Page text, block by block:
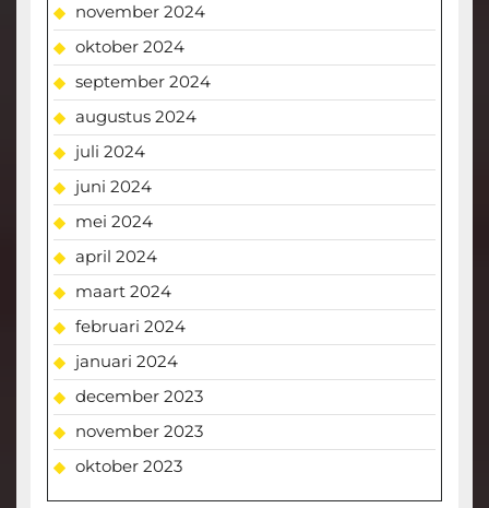
november 2024
oktober 2024
september 2024
augustus 2024
juli 2024
juni 2024
mei 2024
april 2024
maart 2024
februari 2024
januari 2024
december 2023
november 2023
oktober 2023